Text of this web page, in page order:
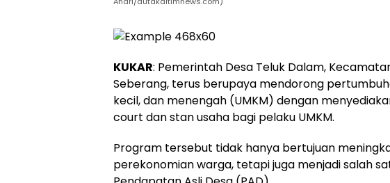
KUKAR: Pemerintah Desa Teluk Dalam,
Seberang, terus berupaya mendorong
kecil, dan menengah (UMKM) dengan
court dan stan usaha bagi pelaku UMKM.
Program tersebut tidak hanya bertujuan
perekonomian warga, tetapi juga menjadi salah